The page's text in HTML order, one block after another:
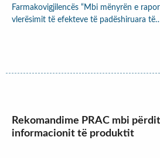
Farmakovigjilencës “Mbi mënyrën e
vlerësimit të efekteve të padëshiruara
Rekomandime PRAC mbi
informacionit të produktit